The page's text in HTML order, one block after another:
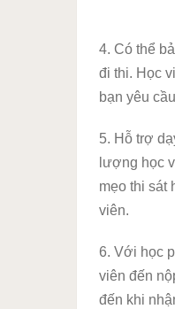
4. Có thể
đi thi. Học
bạn yêu
5. Hỗ trợ
lượng học
mẹo thi sát
viên.
6. Với học
viên đến
đến khi